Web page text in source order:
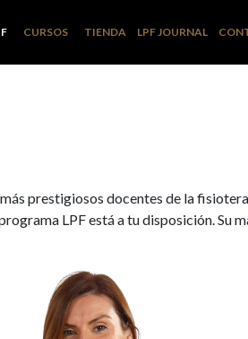
CURSOS TIENDA LPF JOURNAL
prestigiosos docentes de la
LPF está a tu disposición. Su